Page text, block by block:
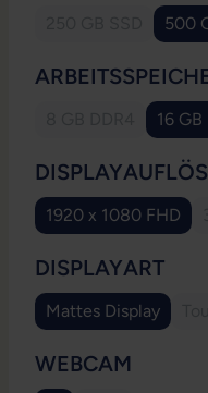
(Diese Option
500
(Diese Option
16 GB
1920 x 1080 FHD
DISPLAYART
Mattes Display
WEBCAM